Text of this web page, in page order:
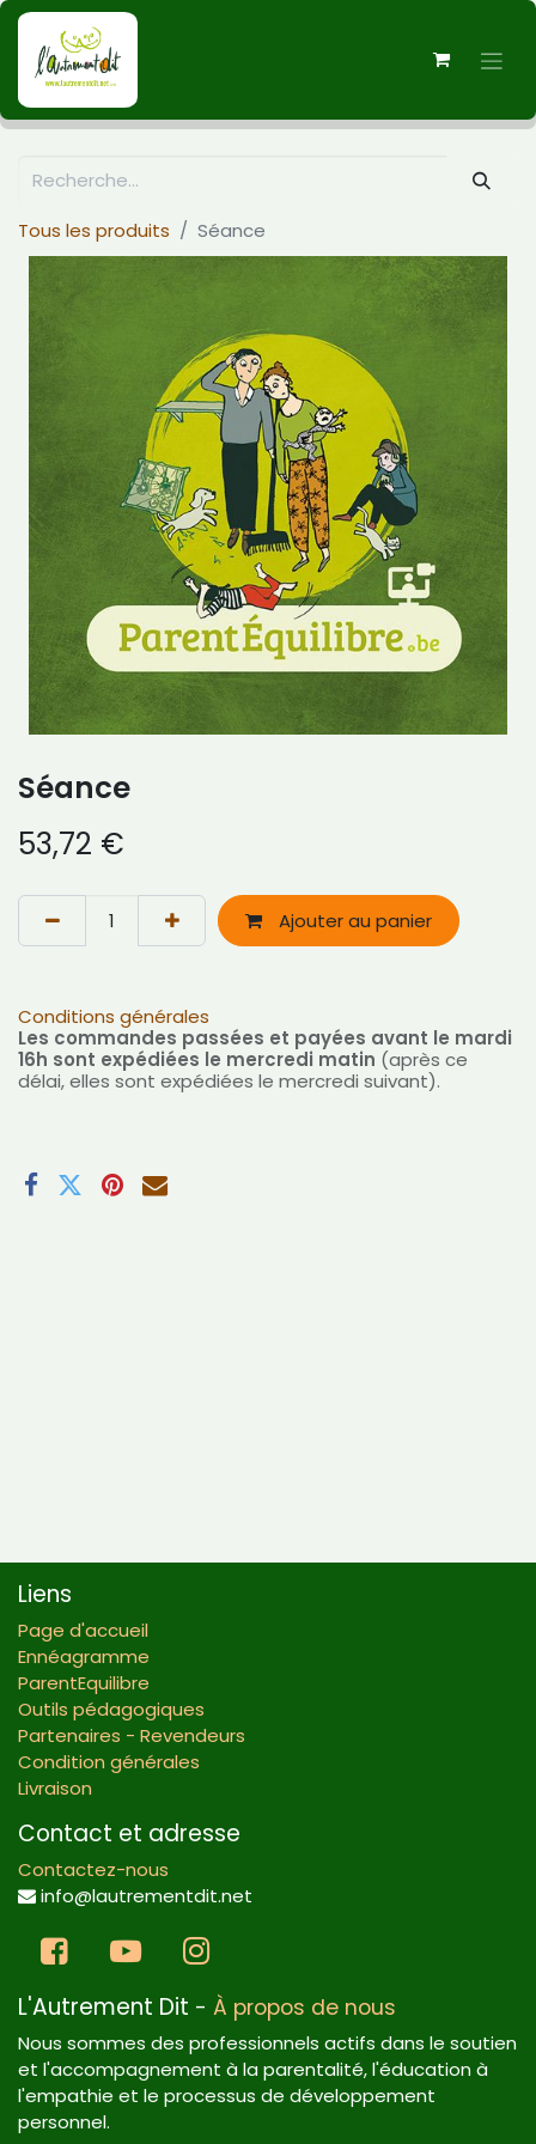
Tous les produits Séance
Séance
53,72 €
Ajouter au panier
Conditions générales
Les commandes passées et payées avant le mardi
16h sont expédiées le mercredi matin (après ce
délai, elles sont expédiées le mercredi suivant).
Liens
Page d'accueil
Ennéagramme
ParentEquilibre
Outils pédagogiques
Partenaires - Revendeurs
Condition générales
Livraison
Contact et adresse
Contactez-nous
info@lautrementdit.net
L'Autrement Dit - À propos de nous
Nous sommes des professionnels actifs dans le soutien
et l'accompagnement à la parentalité, l'éducation à
l'empathie et le processus de développement
personnel.